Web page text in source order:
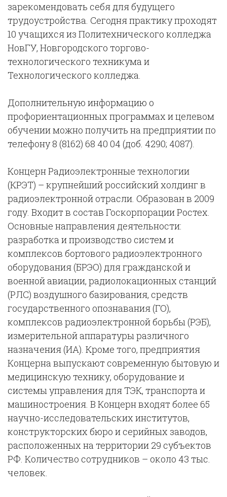
зарекомендовать себя для будущего
трудоустройства. Сегодня практику проходят
10 учащихся из Политехнического колледжа
НовГУ, Новгородского торгово-
технологического техникума и
Технологического колледжа.
Дополнительную информацию о
профориентационных программах и целевом
обучении можно получить на предприятии по
телефону 8 (8162) 68 40 04 (доб. 4290; 4087).
Концерн Радиоэлектронные технологии
(КРЭТ) – крупнейший российский холдинг в
радиоэлектронной отрасли. Образован в 2009
году. Входит в состав Госкорпорации Ростех.
Основные направления деятельности:
разработка и производство систем и
комплексов бортового радиоэлектронного
оборудования (БРЭО) для гражданской и
военной авиации, радиолокационных станций
(РЛС) воздушного базирования, средств
государственного опознавания (ГО),
комплексов радиоэлектронной борьбы (РЭБ),
измерительной аппаратуры различного
назначения (ИА). Кроме того, предприятия
Концерна выпускают современную бытовую и
медицинскую технику, оборудование и
системы управления для ТЭК, транспорта и
машиностроения. В Концерн входят более 65
научно-исследовательских институтов,
конструкторских бюро и серийных заводов,
расположенных на территории 29 субъектов
РФ. Количество сотрудников – около 43 тыс.
человек.